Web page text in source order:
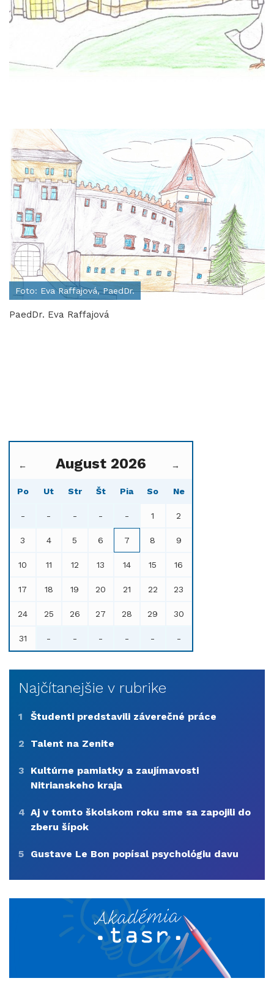
Foto: Eva Raffajová, PaedDr.
PaedDr. Eva Raffajová
← August 2026 →
Po Ut Str Št Pia So Ne
- - - - - 1 2
3 4 5 6 7 8 9
10 11 12 13 14 15 16
17 18 19 20 21 22 23
24 25 26 27 28 29 30
31 - - - - - -
Najčítanejšie v rubrike
1 Študenti predstavili záverečné práce
2 Talent na Zenite
3
Kultúrne pamiatky a zaujímavosti
Nitrianskeho kraja
4 Aj v tomto školskom roku sme sa zapojili do
zberu šípok
5 Gustave Le Bon popísal psychológiu davu